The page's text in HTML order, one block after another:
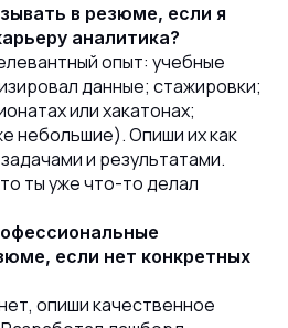
в резюме, если я
аналитика?
опыт: учебные
данные; стажировки;
или хакатонах;
небольшие). Опиши их как
и результатами.
ты уже что-то делал
если нет конкретных
опиши качественное